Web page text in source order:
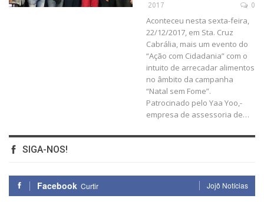
2017
0
Aconteceu nesta sexta-feira,
22/12/2017, em Sta. Cruz
Cabrália, mais um evento do
“Ação com Cidadania” com o
intuito de arrecadar alimentos
no âmbito da campanha
“Natal sem Fome”.
Patrocinado pelo Yaa Yoo,-
empresa de assessoria de…
SIGA-NOS!
Facebook Curtir Jojô Notícias